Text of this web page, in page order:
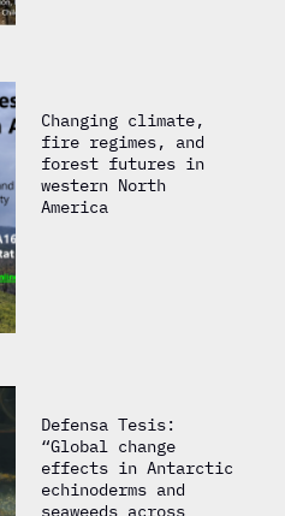
Changing climate,
fire regimes, and
forest futures in
western North
America
Defensa Tesis:
“Global change
effects in Antarctic
echinoderms and
seaweeds across